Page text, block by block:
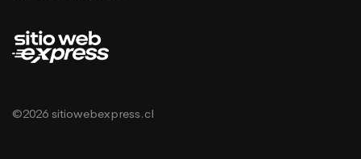
©2026 sitiowebexpress.cl